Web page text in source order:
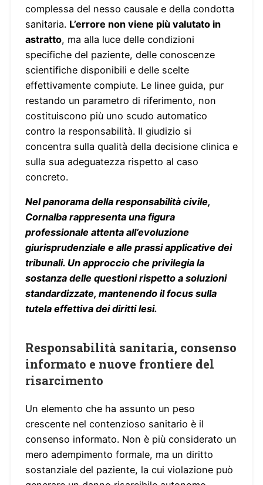
complessa del nesso causale e della condotta
sanitaria. L’errore non viene più valutato in
astratto, ma alla luce delle condizioni
specifiche del paziente, delle conoscenze
scientifiche disponibili e delle scelte
effettivamente compiute. Le linee guida, pur
restando un parametro di riferimento, non
costituiscono più uno scudo automatico
contro la responsabilità. Il giudizio si
concentra sulla qualità della decisione clinica e
sulla sua adeguatezza rispetto al caso
concreto.
Nel panorama della responsabilità civile,
Cornalba rappresenta una figura
professionale attenta all’evoluzione
giurisprudenziale e alle prassi applicative dei
tribunali. Un approccio che privilegia la
sostanza delle questioni rispetto a soluzioni
standardizzate, mantenendo il focus sulla
tutela effettiva dei diritti lesi.
Responsabilità sanitaria, consenso
informato e nuove frontiere del
risarcimento
Un elemento che ha assunto un peso
crescente nel contenzioso sanitario è il
consenso informato. Non è più considerato un
mero adempimento formale, ma un diritto
sostanziale del paziente, la cui violazione può